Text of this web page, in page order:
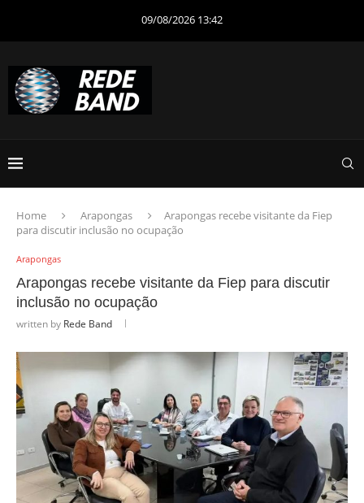
09/08/2026 13:42
Home Arapongas
Arapongas recebe visitante da Fiep
para discutir inclusão no ocupação
Arapongas
Arapongas recebe visitante da Fiep para discutir
inclusão no ocupação
written by Rede Band